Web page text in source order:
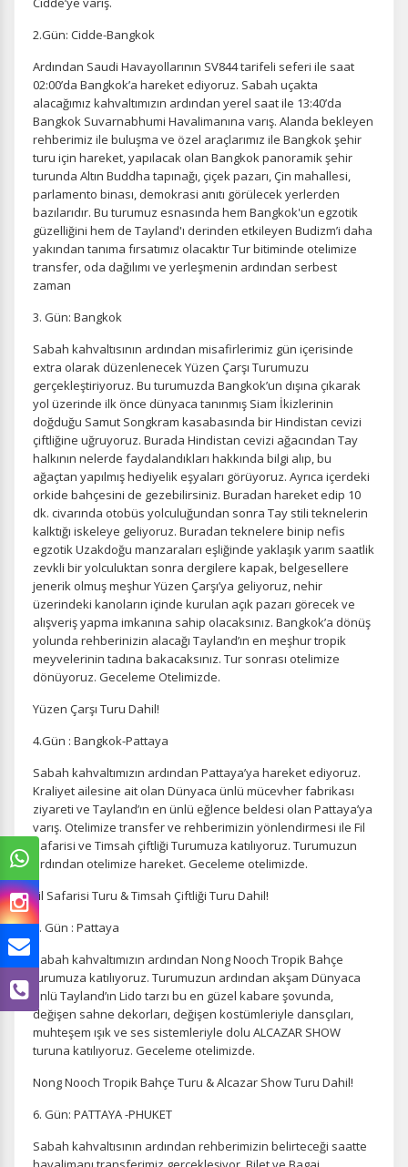
2.Gün: Cidde-Bangkok
Ardından Saudi Havayollarının SV844 tarifeli seferi ile saat
02:00’da Bangkok’a hareket ediyoruz. Sabah uçakta
alacağımız kahvaltımızın ardından yerel saat ile 13:40’da
Bangkok Suvarnabhumi Havalimanına varış. Alanda bekleyen
rehberimiz ile buluşma ve özel araçlarımız ile Bangkok şehir
turu için hareket, yapılacak olan Bangkok panoramik şehir
turunda Altın Buddha tapınağı, çiçek pazarı, Çin mahallesi,
parlamento binası, demokrasi anıtı görülecek yerlerden
bazılarıdır. Bu turumuz esnasında hem Bangkok'un egzotik
güzelliğini hem de Tayland'ı derinden etkileyen Budizm’i daha
yakından tanıma fırsatımız olacaktır Tur bitiminde otelimize
transfer, oda dağılımı ve yerleşmenin ardından serbest
zaman
3. Gün: Bangkok
Sabah kahvaltısının ardından misafirlerimiz gün içerisinde
extra olarak düzenlenecek Yüzen Çarşı Turumuzu
gerçekleştiriyoruz. Bu turumuzda Bangkok’un dışına çıkarak
yol üzerinde ilk önce dünyaca tanınmış Siam İkizlerinin
doğduğu Samut Songkram kasabasında bir Hindistan cevizi
çiftliğine uğruyoruz. Burada Hindistan cevizi ağacından Tay
halkının nelerde faydalandıkları hakkında bilgi alıp, bu
ağaçtan yapılmış hediyelik eşyaları görüyoruz. Ayrıca içerdeki
orkide bahçesini de gezebilirsiniz. Buradan hareket edip 10
dk. civarında otobüs yolculuğundan sonra Tay stili teknelerin
kalktığı iskeleye geliyoruz. Buradan teknelere binip nefis
egzotik Uzakdoğu manzaraları eşliğinde yaklaşık yarım saatlik
zevkli bir yolculuktan sonra dergilere kapak, belgesellere
jenerik olmuş meşhur Yüzen Çarşı’ya geliyoruz, nehir
üzerindeki kanoların içinde kurulan açık pazarı görecek ve
alışveriş yapma imkanına sahip olacaksınız. Bangkok’a dönüş
yolunda rehberinizin alacağı Tayland’ın en meşhur tropik
meyvelerinin tadına bakacaksınız. Tur sonrası otelimize
dönüyoruz. Geceleme Otelimizde.
Yüzen Çarşı Turu Dahil!
4.Gün : Bangkok-Pattaya
Sabah kahvaltımızın ardından Pattaya’ya hareket ediyoruz.
Kraliyet ailesine ait olan Dünyaca ünlü mücevher fabrikası
ziyareti ve Tayland’ın en ünlü eğlence beldesi olan Pattaya’ya
varış. Otelimize transfer ve rehberimizin yönlendirmesi ile Fil
Safarisi ve Timsah çiftliği Turumuza katılıyoruz. Turumuzun
ardından otelimize hareket. Geceleme otelimizde.
Fil Safarisi Turu & Timsah Çiftliği Turu Dahil!
5. Gün : Pattaya
Sabah kahvaltımızın ardından Nong Nooch Tropik Bahçe
turumuza katılıyoruz. Turumuzun ardından akşam Dünyaca
ünlü Tayland’ın Lido tarzı bu en güzel kabare şovunda,
değişen sahne dekorları, değişen kostümleriyle dansçıları,
muhteşem ışık ve ses sistemleriyle dolu ALCAZAR SHOW
turuna katılıyoruz. Geceleme otelimizde.
Nong Nooch Tropik Bahçe Turu & Alcazar Show Turu Dahil!
6. Gün: PATTAYA -PHUKET
Sabah kahvaltısının ardından rehberimizin belirteceği saatte